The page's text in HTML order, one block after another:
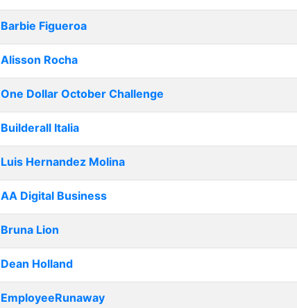
Barbie Figueroa
Alisson Rocha
One Dollar October Challenge
Builderall Italia
Luis Hernandez Molina
AA Digital Business
Bruna Lion
Dean Holland
EmployeeRunaway